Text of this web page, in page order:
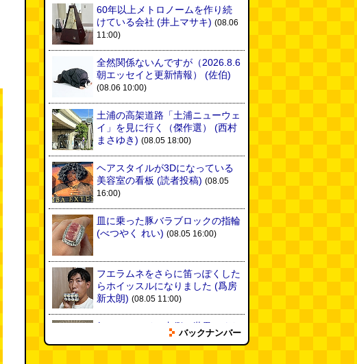
60年以上メトロノームを作り続
けている会社 (井上マサキ) (08.06
11:00)
全然関係ないんですが（2026.8.6
朝エッセイと更新情報）
(佐伯)
(08.06 10:00)
土浦の高架道路「土浦ニューウェ
イ」を見に行く（傑作選）
(西村
まさゆき) (08.05 18:00)
ヘアスタイルが3Dになっている
美容室の看板 (読者投稿) (08.05
16:00)
皿に乗った豚バラブロックの指輪
(べつやく れい) (08.05 16:00)
フエラムネをさらに笛っぽくした
らホイッスルになりました (爲房
新太朗) (08.05 11:00)
缶チューハイの内側の世界
(パリ
(08.05 11:00)
バックナンバー